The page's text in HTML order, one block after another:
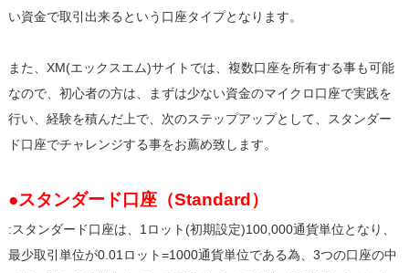
い資金で取引出来るという口座タイプとなります。
また、XM(エックスエム)サイトでは、複数口座を所有する事も可能
なので、初心者の方は、まずは少ない資金のマイクロ口座で実践を
行い、経験を積んだ上で、次のステップアップとして、スタンダー
ド口座でチャレンジする事をお薦め致します。
●スタンダード口座（Standard）
:スタンダード口座は、1ロット(初期設定)100,000通貨単位となり、
最少取引単位が0.01ロット=1000通貨単位である為、3つの口座の中